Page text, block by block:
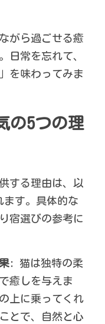
がら過ごせる癒
日常を忘れて、
を味わってみま
の5つの理
する理由は、以
ます。具体的な
宿選びの参考に
: 猫は独特の柔
癒しを与えま
上に乗ってくれ
とで、自然と心